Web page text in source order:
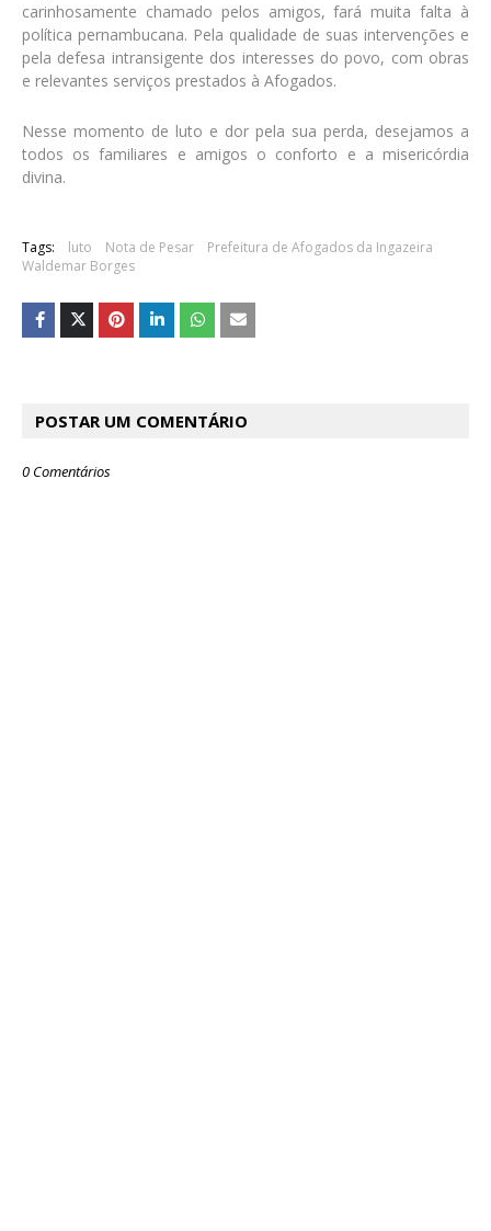
carinhosamente chamado pelos amigos, fará muita falta à
política pernambucana. Pela qualidade de suas intervenções e
pela defesa intransigente dos interesses do povo, com obras
e relevantes serviços prestados à Afogados.
Nesse momento de luto e dor pela sua perda, desejamos a
todos os familiares e amigos o conforto e a misericórdia
divina.
Tags: luto Nota de Pesar
Prefeitura de Afogados da Ingazeira
Waldemar Borges
POSTAR UM COMENTÁRIO
0 Comentários